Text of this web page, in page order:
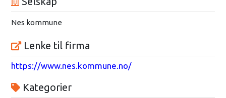
Nes kommune
Lenke til firma
https://www.nes.kommune.no/
Kategorier